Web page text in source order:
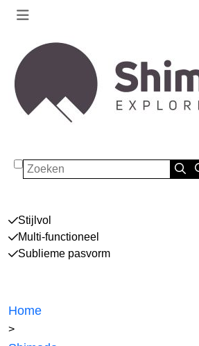
Zoeken
Stijlvol
Multi-functioneel
Sublieme pasvorm
Home
>